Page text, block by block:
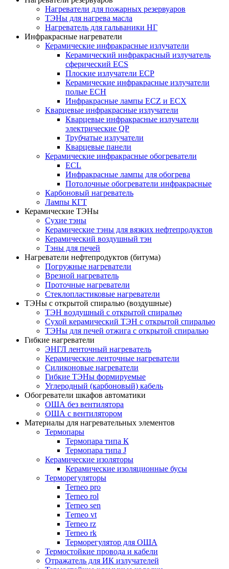
Нагреватели для пожарных резервуаров
ТЭНы для нагрева масла
Нагреватель для гальваники НГ
Инфракрасные нагреватели
Керамические инфракрасные излучатели
Керамический инфракрасный излучатель
сферический ECS
Плоские излучатели ECP
Керамические инфракрасные излучатели
полые ECH
Инфракрасные лампы ECZ и ECX
Кварцевые инфракрасные излучатели
Кварцевые инфракрасные излучатели
электрические QP
Трубчатые излучатели
Кварцевые панели
Керамические инфракрасные обогреватели
ECL
Инфракрасные лампы для обогрева
Потолочные обогреватели инфракрасные
Карбоновый нагреватель
Лампы КГТ
Керамические ТЭНы
Сухие тэны
Керамические тэны для вязких нефтепродуктов
Керамический воздушный тэн
Тэны для печей
Нагреватели нефтепродуктов (битума)
Погружные нагреватели
Врезной нагреватель
Проточные нагреватели
Стеклопластиковые нагреватели
ТЭНы с открытой спиралью (воздушные)
ТЭН воздушный с открытой спиралью
Сухой керамический ТЭН с открытой спиралью
ТЭНы для печей отжига с открытой спиралью
Гибкие нагреватели
ЭНГЛ ленточный нагреватель
Керамические ленточные нагреватели
Силиконовые нагреватели
Гибкие ТЭНы формируемые
Углеродный (карбоновый) кабель
Обогреватели шкафов автоматики
ОША без вентилятора
ОША с вентилятором
Материалы для нагревательных элементов
Термопары
Термопара типа К
Термопара типа J
Керамические изоляторы
Керамические изоляционные бусы
Терморегуляторы
Terneo pro
Terneo rol
Terneo sen
Тerneo vt
Terneo rz
Terneo rk
Терморегулятор для ОША
Термостойкие провода и кабели
Отражатель для ИК излучателей